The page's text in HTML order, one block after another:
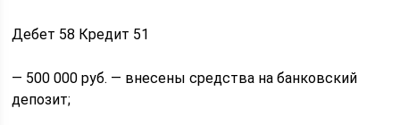
Дебет 58 Кредит 51
— 500 000 руб. — внесены средства на банковский
депозит;